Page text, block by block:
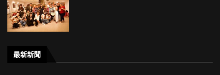
最新新聞